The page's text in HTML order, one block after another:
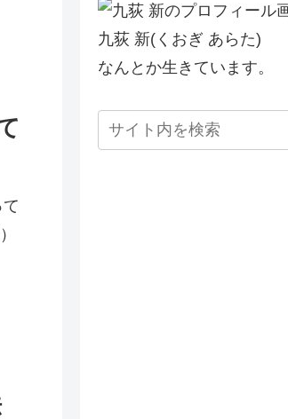
九荻 新(くおぎ あらた)
なんとか生きています。